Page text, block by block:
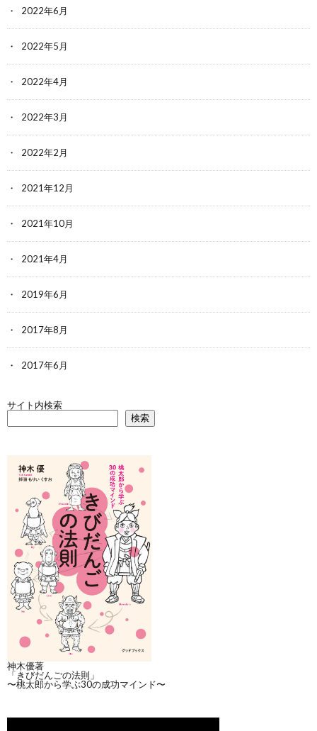
2022年6月
2022年5月
2022年4月
2022年3月
2022年2月
2021年12月
2021年10月
2021年4月
2019年6月
2017年8月
2017年6月
サイト内検索
検索
神木優著
「きびだんごの法則」
〜桃太郎から学ぶ30の成功マインド〜